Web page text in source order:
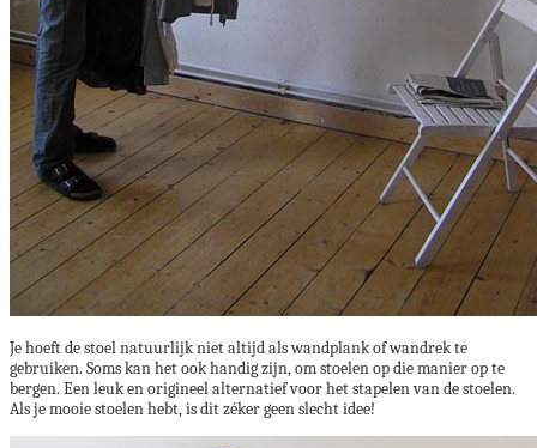
Je hoeft de stoel natuurlijk niet altijd als wandplank of wandrek te
gebruiken. Soms kan het ook handig zijn, om stoelen op die manier op te
bergen. Een leuk en origineel alternatief voor het stapelen van de stoelen.
Als je mooie stoelen hebt, is dit zéker geen slecht idee!